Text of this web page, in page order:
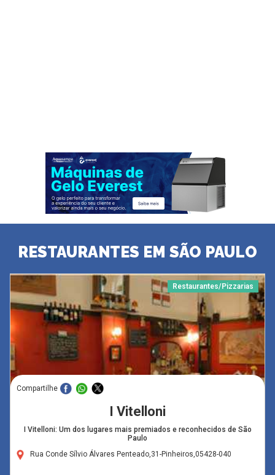
RESTAURANTES EM SÃO PAULO
Restaurantes/Pizzarias
Compartilhe
I Vitelloni
I Vitelloni: Um dos lugares mais premiados e reconhecidos de São
Paulo
Rua Conde Sílvio Álvares Penteado,31-Pinheiros,05428-040